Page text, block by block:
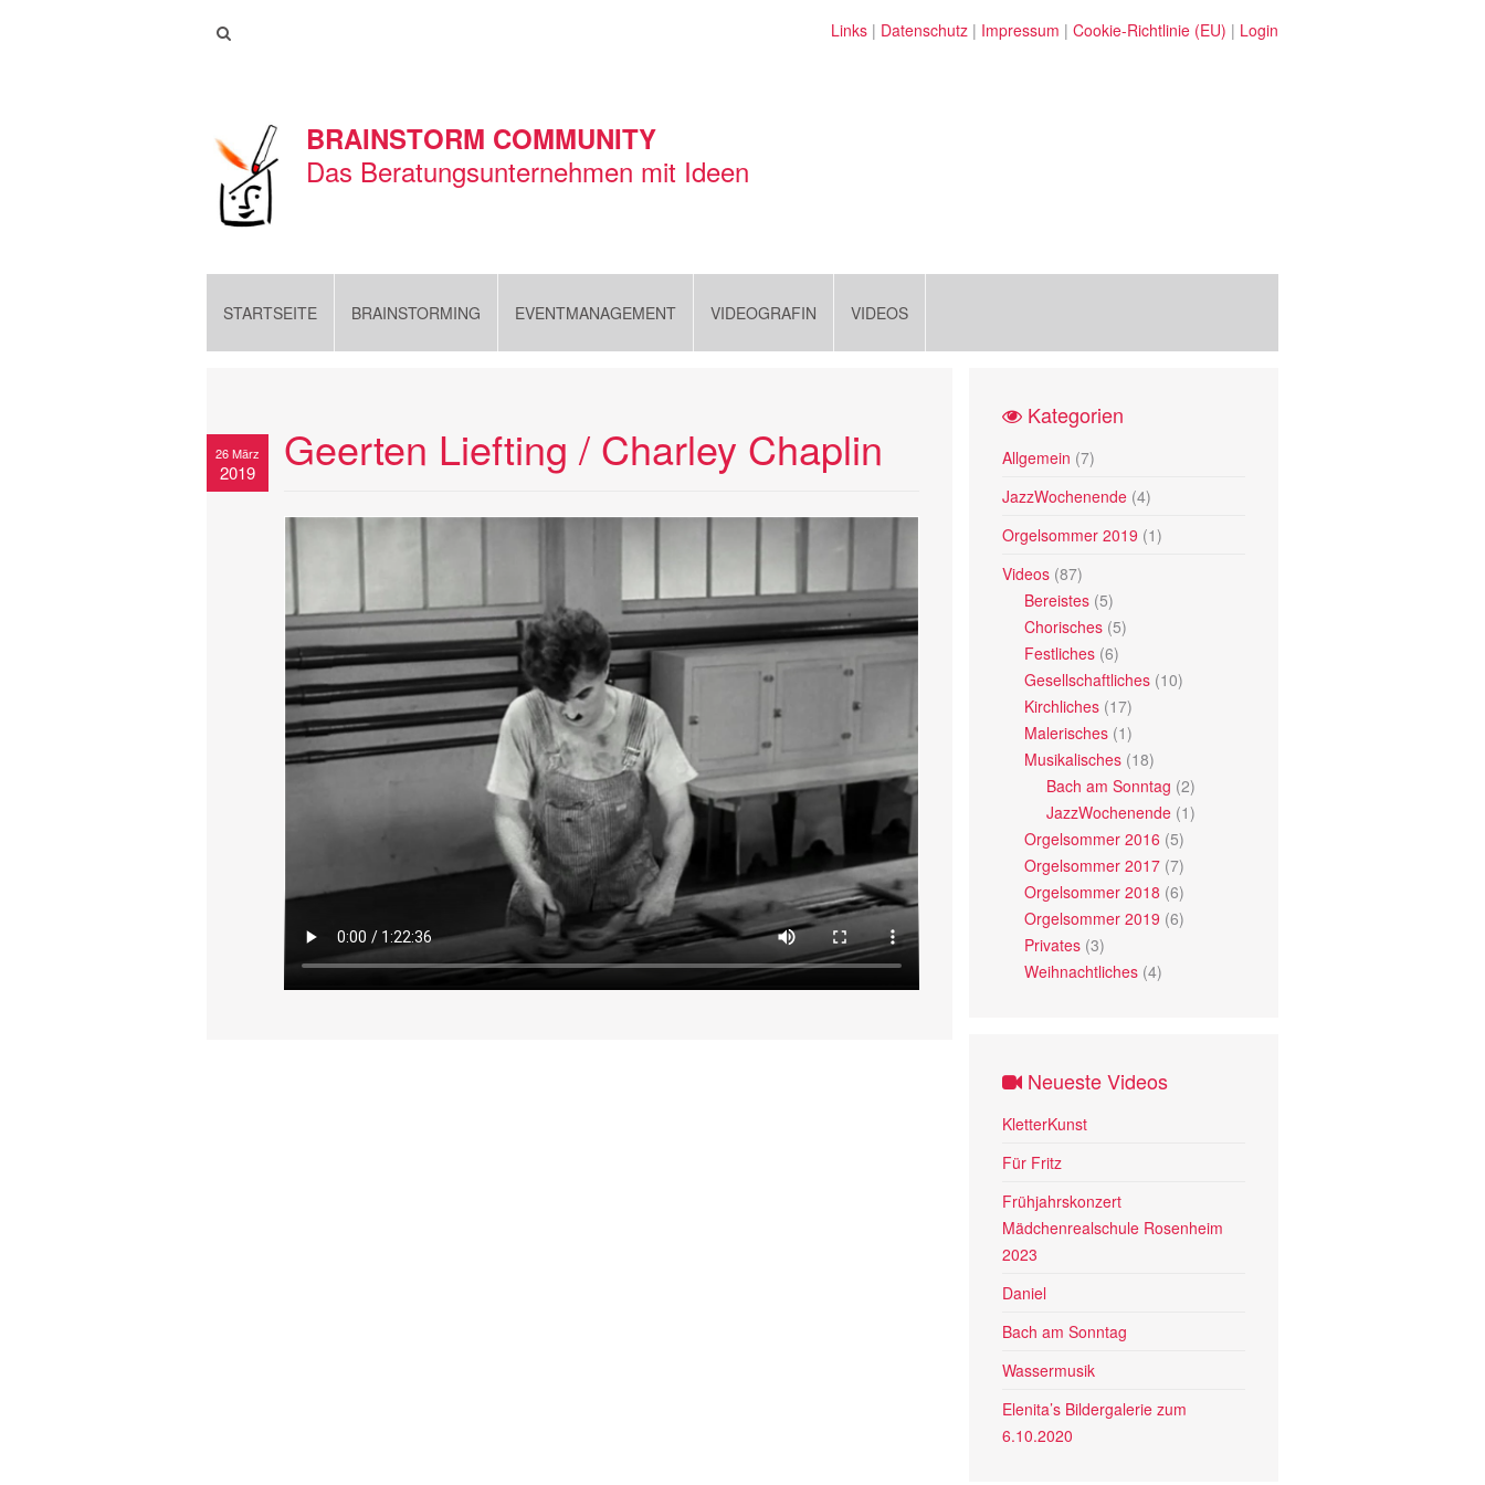
Links | Datenschutz | Impressum | Cookie-Richtlinie (EU) | Login
BRAINSTORM COMMUNITY
Das Beratungsunternehmen mit Ideen
STARTSEITE BRAINSTORMING EVENTMANAGEMENT VIDEOGRAFIN VIDEOS
26 März
2019 Geerten Liefting / Charley Chaplin
Kategorien
Allgemein (7)
JazzWochenende(4)
Orgelsommer 2019 (1)
Videos(87)
Bereistes(5)
Chorisches(5)
Festliches(6)
Gesellschaftliches(10)
Kirchliches(17)
Malerisches(1)
Musikalisches(18)
Bach am Sonntag (2)
JazzWochenende(1)
Orgelsommer 2016 (5)
Orgelsommer 2017(7)
Orgelsommer 2018 (6)
Orgelsommer 2019 (6)
Privates(3)
Weihnachtliches(4)
Neueste Videos
KletterKunst
Für Fritz
Frühjahrskonzert
Mädchenrealschule Rosenheim
2023
Daniel
Bach am Sonntag
Wassermusik
Elenita’s Bildergalerie zum
6.10.2020